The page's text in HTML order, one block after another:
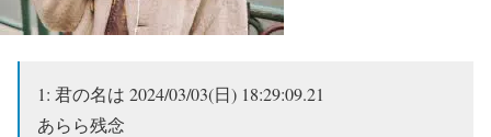
1: 君の名は 2024/03/03(日) 18:29:09.21
あらら残念